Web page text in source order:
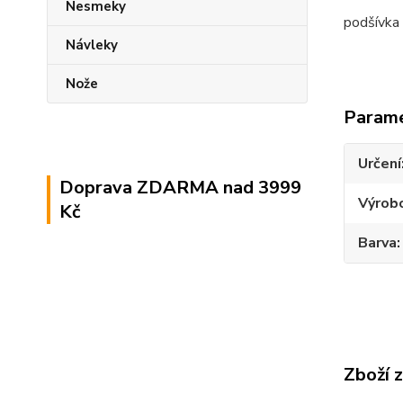
Nesmeky
Návleky
Nože
Doprava ZDARMA nad 3999
Kč
Určení
Barva
Zboží